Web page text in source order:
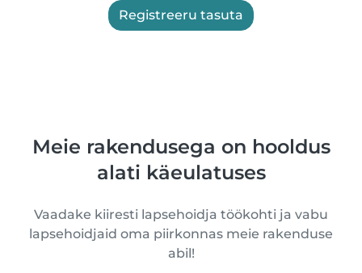
Registreeru tasuta
Meie rakendusega on hooldus
alati käeulatuses
Vaadake kiiresti lapsehoidja töökohti ja vabu
lapsehoidjaid oma piirkonnas meie rakenduse
abil!